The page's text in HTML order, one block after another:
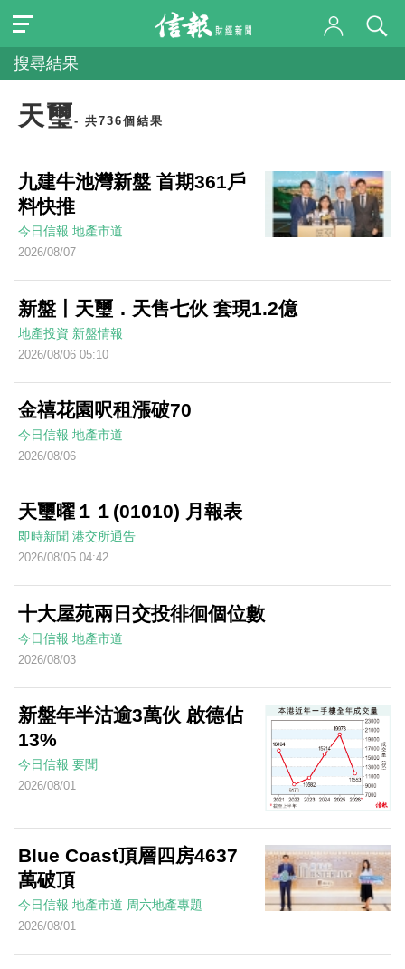
搜尋結果
天璽 - 共736個結果
九建牛池灣新盤 首期361戶
料快推
今日信報 地產市道
2026/08/07
新盤丨天璽．天售七伙 套現1.2億
地產投資 新盤情報
2026/08/06 05:10
金禧花園呎租漲破70
今日信報 地產市道
2026/08/06
天璽曜１１(01010) 月報表
即時新聞 港交所通告
2026/08/05 04:42
十大屋苑兩日交投徘徊個位數
今日信報 地產市道
2026/08/03
新盤年半沽逾3萬伙 啟德佔
13%
今日信報 要聞
2026/08/01
Blue Coast頂層四房4637
萬破頂
今日信報 地產市道 周六地產專題
2026/08/01